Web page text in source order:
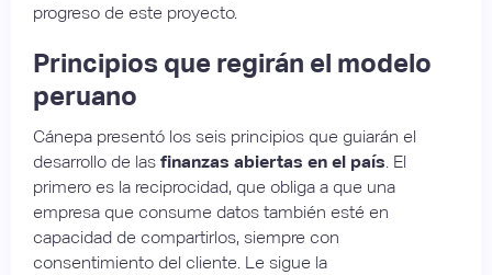
progreso de este proyecto.
Principios que regirán el modelo
peruano
Cánepa presentó los seis principios que guiarán el
desarrollo de las finanzas abiertas en el país . El
primero es la reciprocidad, que obliga a que una
empresa que consume datos también esté en
capacidad de compartirlos, siempre con
consentimiento del cliente. Le sigue la